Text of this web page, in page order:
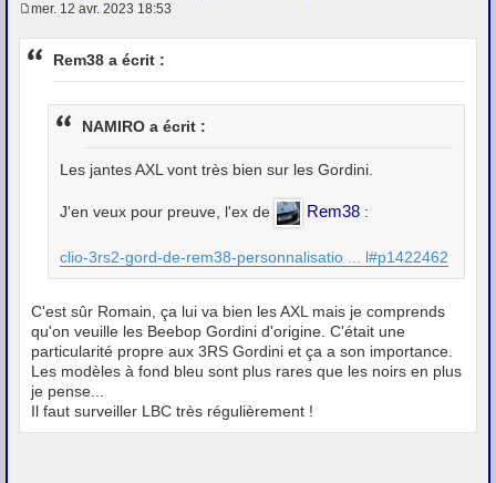
e
s
mer. 12 avr. 2023 18:53
Rem38 a écrit :
NAMIRO a écrit :
Les jantes AXL vont très bien sur les Gordini.
J'en veux pour preuve, l'ex de Rem38 :
clio-3rs2-gord-de-rem38-personnalisatio ... l#p1422462
C'est sûr Romain, ça lui va bien les AXL mais je comprends
qu'on veuille les Beebop Gordini d'origine. C'était une
particularité propre aux 3RS Gordini et ça a son importance.
Les modèles à fond bleu sont plus rares que les noirs en plus
je pense...
Il faut surveiller LBC très régulièrement !